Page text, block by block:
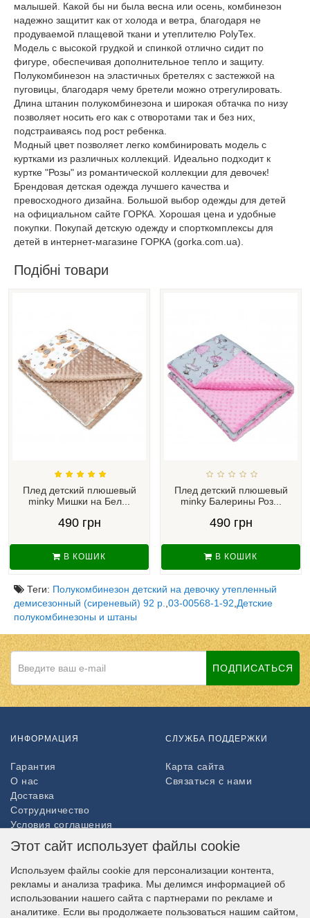
малышей. Какой бы ни была весна или осень, комбинезон
надежно защитит как от холода и ветра, благодаря не
продуваемой плащевой ткани и утеплителю PolyTex.
Модель с высокой грудкой и спинкой отлично сидит по
фигуре, обеспечивая дополнительное тепло и защиту.
Полукомбинезон на эластичных бретелях с застежкой на
пуговицы, благодаря чему бретели можно отрегулировать.
Длина штанин полукомбинезона и широкая обтачка по низу
позволяет носить его как с отворотами так и без них,
подстраиваясь под рост ребенка.
Модный цвет позволяет легко комбинировать модель с
куртками из различных коллекций. Идеально подходит к
куртке "Розы" из романтической коллекции для девочек!
Брендовая детская одежда лучшего качества и
превосходного дизайна. Большой выбор одежды для детей
на официальном сайте ГОРКА. Хорошая цена и удобные
покупки. Покупай детскую одежду и спорткомплексы для
детей в интернет-магазине ГОРКА (gorka.com.ua).
Подібні товари
Плед детский плюшевый
minky Мишки на Бел...
490 грн
В КОШИК
Плед детский плюшевый
minky Балерины Роз...
490 грн
В КОШИК
Теги: Полукомбинезон детский на девочку утепленный
демисезонный (сиреневый) 92 р. 03-00568-1-92 Детские
полукомбинезоны и штаны
ПОДПИСАТЬСЯ
ИНФОРМАЦИЯ
Гарантия
О нас
Доставка
Сотрудничество
Условия соглашения
Возврат товара
СЛУЖБА ПОДДЕРЖКИ
Карта сайта
Связаться с нами
Партнёры
НАШ МАГАЗИН В СОЦСЕТЯХ
Этот сайт использует файлы cookie
Используем файлы cookie для персонализации контента,
рекламы и анализа трафика. Мы делимся информацией об
использовании нашего сайта с партнерами по рекламе и
аналитике. Если вы продолжаете пользоваться нашим сайтом,